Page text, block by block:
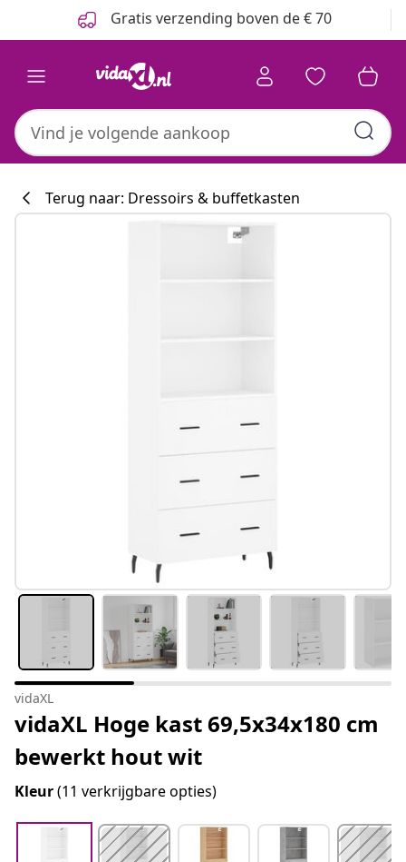
Gratis verzending boven de € 70
Terug naar: Dressoirs & buffetkasten
vidaXL
vidaXL Hoge kast 69,5x34x180 cm
bewerkt hout wit
Kleur(11 verkrijgbare opties)